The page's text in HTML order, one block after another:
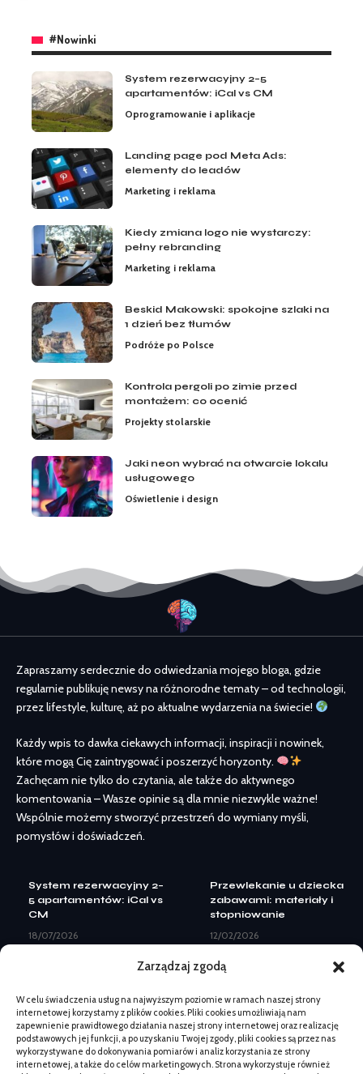
Zarządzaj zgodą
W celu świadczenia usług na najwyższym poziomie w ramach naszej strony
internetowej korzystamy z plików cookies. Pliki cookies umożliwiają nam
zapewnienie prawidłowego działania naszej strony internetowej oraz realizację
podstawowych jej funkcji, a po uzyskaniu Twojej zgody, pliki cookies są przez nas
wykorzystywane do dokonywania pomiarów i analiz korzystania ze strony
internetowej, a także do celów marketingowych. Strona wykorzystuje również
#Nowinki
System rezerwacyjny 2–5
apartamentów: iCal vs CM
Oprogramowanie i aplikacje
Landing page pod Meta Ads:
elementy do leadów
Marketing i reklama
Kiedy zmiana logo nie wystarczy:
pełny rebranding
Marketing i reklama
Beskid Makowski: spokojne szlaki na
1 dzień bez tłumów
Podróże po Polsce
Kontrola pergoli po zimie przed
montażem: co ocenić
Projekty stolarskie
Jaki neon wybrać na otwarcie lokalu
usługowego
Oświetlenie i design
Zapraszamy serdecznie do odwiedzania mojego bloga, gdzie
regularnie publikuję newsy na różnorodne tematy – od technologii,
przez lifestyle, kulturę, aż po aktualne wydarzenia na świecie!
Każdy wpis to dawka ciekawych informacji, inspiracji i nowinek,
które mogą Cię zaintrygować i poszerzyć horyzonty.
Zachęcam nie tylko do czytania, ale także do aktywnego
komentowania – Wasze opinie są dla mnie niezwykle ważne!
Wspólnie możemy stworzyć przestrzeń do wymiany myśli,
pomysłów i doświadczeń.
System rezerwacyjny 2–
5 apartamentów: iCal vs
CM
18/07/2026
08/07/2026
Kiedy zmiana logo nie
wystarczy: pełny
rebranding
07/07/2026
Przewlekanie u dziecka
zabawami: materiały i
stopniowanie
12/02/2026
kota wymaga wizyty –
19/02/2026
Dlaczego gleba jest
twarda i zbita po zimie?
18/04/2026
Jak sprawdzić czy lapis